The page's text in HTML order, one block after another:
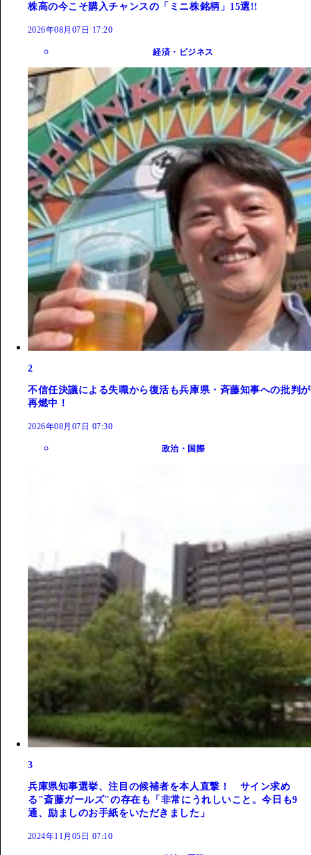
株高の今こそ購入チャンスの「ミニ株銘柄」15選!!
2026年08月07日 17:20
経済・ビジネス
2
不信任決議による失職から復活も兵庫県・斉藤知事への批判が
再燃中！
2026年08月07日 07:30
政治・国際
3
兵庫県知事選挙、注目の候補者を本人直撃！ サイン求め
る"斎藤ガールズ"の存在も「非常にうれしいこと。今日も9
通、励ましのお手紙をいただきました」
2024年11月05日 07:10